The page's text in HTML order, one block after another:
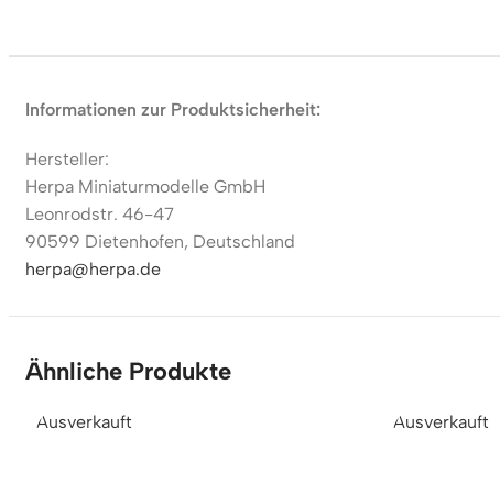
Informationen zur Produktsicherheit:
Hersteller:
Herpa Miniaturmodelle GmbH
Leonrodstr. 46-47
90599 Dietenhofen, Deutschland
herpa@herpa.de
Ähnliche Produkte
Ausverkauft Ausverkauft